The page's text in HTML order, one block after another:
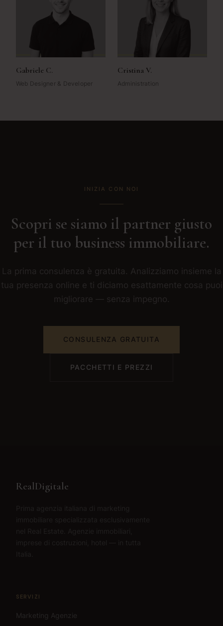
Gabriele C.
Web Designer & Developer
Cristina V.
Administration
INIZIA CON NOI
Scopri se siamo il partner giusto
per il tuo business immobiliare.
La prima consulenza è gratuita. Analizziamo insieme la
tua presenza online e ti diciamo esattamente cosa puoi
migliorare — senza impegno.
CONSULENZA GRATUITA
PACCHETTI E PREZZI
RealDigitale
SERVIZI
Marketing Agenzie